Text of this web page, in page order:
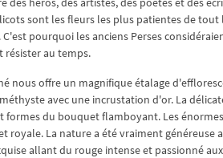
sont les fleurs les plus patientes de
pourquoi les anciens Perses
résister au temps.
nous offre un magnifique étalage
avec une incrustation d'or. La
du bouquet flamboyant. Les
La nature a été vraiment généreuse
allant du rouge intense et passionné